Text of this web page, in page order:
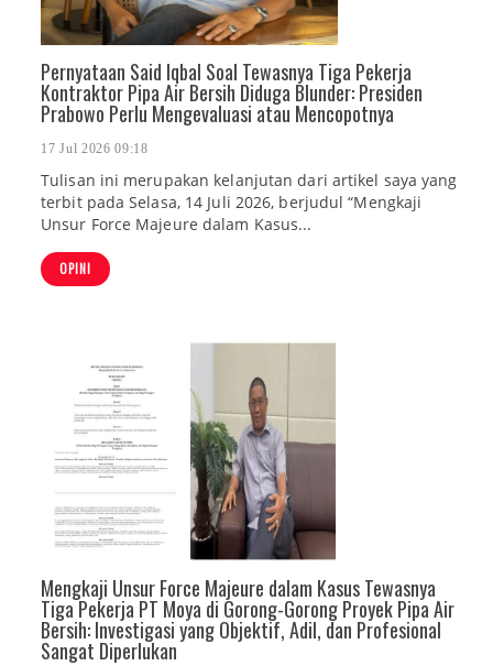
Pernyataan Said Iqbal Soal Tewasnya Tiga Pekerja
Kontraktor Pipa Air Bersih Diduga Blunder: Presiden
Prabowo Perlu Mengevaluasi atau Mencopotnya
17 Jul 2026 09:18
Tulisan ini merupakan kelanjutan dari artikel saya yang
terbit pada Selasa, 14 Juli 2026, berjudul “Mengkaji
Unsur Force Majeure dalam Kasus...
OPINI
Mengkaji Unsur Force Majeure dalam Kasus Tewasnya
Tiga Pekerja PT Moya di Gorong-Gorong Proyek Pipa Air
Bersih: Investigasi yang Objektif, Adil, dan Profesional
Sangat Diperlukan